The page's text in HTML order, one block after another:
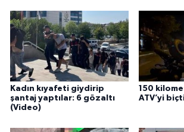
Kadın kıyafeti giydirip
şantaj yaptılar: 6 gözaltı
(Video)
150
ATV’yi